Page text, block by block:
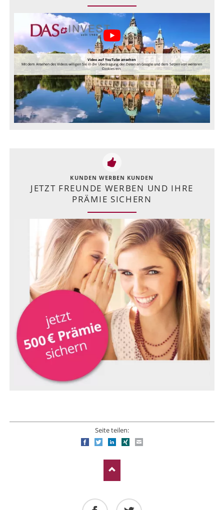
Video auf YouTube ansehen
Mit dem Ansehen des Videos willigen Sie in die Übertragung der Daten an Google und dem Setzen von weiteren
Cookies ein.
KUNDEN WERBEN KUNDEN
JETZT FREUNDE WERBEN UND IHRE
PRÄMIE SICHERN
Seite teilen:
FacebookTwitterLinkedIn
Xing